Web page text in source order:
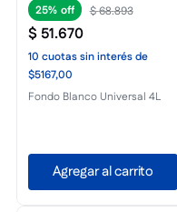
25% $68.893
$51.670
10 cuotassin interésde
$5167,00
Fondo Blanco Universal 4L
Agregar al carrito